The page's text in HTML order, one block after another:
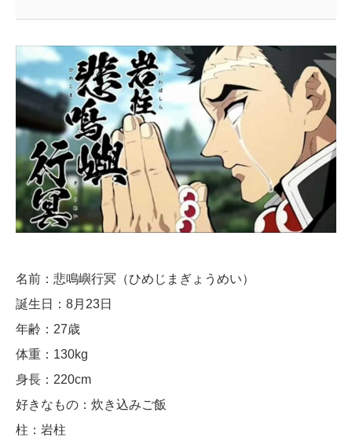
名前：悲鳴嶼行冥（ひめじまぎょうめい）
誕生日：8月23日
年齢：27歳
体重：130kg
身長：220cm
好きなもの：炊き込みご飯
柱：岩柱